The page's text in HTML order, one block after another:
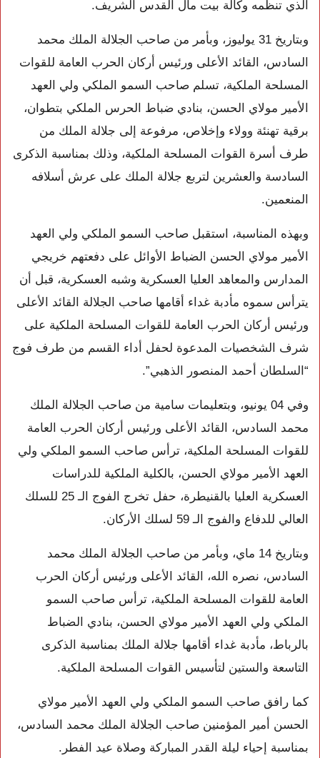
الذي تنظمه وكالة بيت مال القدس الشريف.
وبتاريخ 31 يوليوز، وبأمر من صاحب الجلالة الملك محمد
السادس، القائد الأعلى ورئيس أركان الحرب العامة للقوات
المسلحة الملكية، تسلم صاحب السمو الملكي ولي العهد
الأمير مولاي الحسن، بنادي ضباط الحرس الملكي بتطوان،
برقية تهنئة وولاء وإخلاص، مرفوعة إلى جلالة الملك من
طرف أسرة القوات المسلحة الملكية، وذلك بمناسبة الذكرى
السادسة والعشرين لتربع جلالة الملك على عرش أسلافه
المنعمين.
وبهذه المناسبة، استقبل صاحب السمو الملكي ولي العهد
الأمير مولاي الحسن الضباط الأوائل على دفعتهم خريجي
المدارس والمعاهد العليا العسكرية وشبه العسكرية، قبل أن
يترأس سموه مأدبة غداء أقامها صاحب الجلالة القائد الأعلى
ورئيس أركان الحرب العامة للقوات المسلحة الملكية على
شرف الشخصيات المدعوة لحفل أداء القسم من طرف فوج
“السلطان أحمد المنصور الذهبي”.
وفي 04 يونيو، وبتعليمات سامية من صاحب الجلالة الملك
محمد السادس، القائد الأعلى ورئيس أركان الحرب العامة
للقوات المسلحة الملكية، ترأس صاحب السمو الملكي ولي
العهد الأمير مولاي الحسن، بالكلية الملكية للدراسات
العسكرية العليا بالقنيطرة، حفل تخرج الفوج الـ 25 للسلك
العالي للدفاع والفوج الـ 59 لسلك الأركان.
وبتاريخ 14 ماي، وبأمر من صاحب الجلالة الملك محمد
السادس، نصره الله، القائد الأعلى ورئيس أركان الحرب
العامة للقوات المسلحة الملكية، ترأس صاحب السمو
الملكي ولي العهد الأمير مولاي الحسن، بنادي الضباط
بالرباط، مأدبة غداء أقامها جلالة الملك بمناسبة الذكرى
التاسعة والستين لتأسيس القوات المسلحة الملكية.
كما رافق صاحب السمو الملكي ولي العهد الأمير مولاي
الحسن أمير المؤمنين صاحب الجلالة الملك محمد السادس،
بمناسبة إحياء ليلة القدر المباركة وصلاة عيد الفطر.